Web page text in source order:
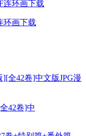
环画下载
42卷]中